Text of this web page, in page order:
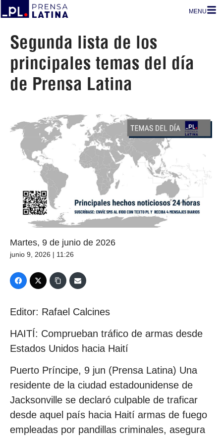
MENU
Segunda lista de los
principales temas del día
de Prensa Latina
Martes, 9 de junio de 2026
junio 9, 2026 | 11:26
Editor: Rafael Calcines
HAITÍ: Comprueban tráfico de armas desde
Estados Unidos hacia Haití
Puerto Príncipe, 9 jun (Prensa Latina) Una
residente de la ciudad estadounidense de
Jacksonville se declaró culpable de traficar
desde aquel país hacia Haití armas de fuego
empleadas por pandillas criminales, asegura